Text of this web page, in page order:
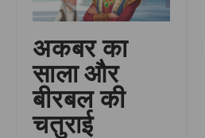
अकबर का
साला और
बीरबल की
चतुराई